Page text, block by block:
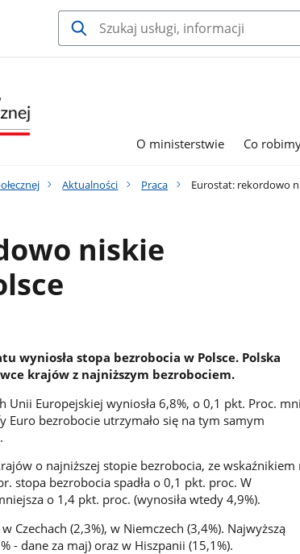
O ministerstwie Co
Aktualności Praca Eurostat: rekordowo
niskie
wyniosła stopa bezrobocia w Polsce. Polska
krajów z najniższym bezrobociem.
Europejskiej wyniosła 6,8%, o 0,1 pkt. Proc.
bezrobocie utrzymało się na tym samym
o najniższej stopie bezrobocia, ze wskaźnikiem
stopa bezrobocia spadła o 0,1 pkt. proc. W
o 1,4 pkt. proc. (wynosiła wtedy 4,9%).
Czechach (2,3%), w Niemczech (3,4%). Najwyższą
- dane za maj) oraz w Hiszpanii (15,1%).